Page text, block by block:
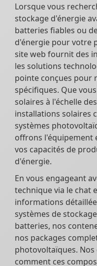
Lorsque vous
stockage d'énergie
batteries fiables ou
d'énergie pour votre
site web fournit des
les solutions
pointe conçues pour
spécifiques. Que
solaires à l'échelle
installations solaires
systèmes
offrons l'équipement
vos capacités de
d'énergie.
En vous engageant
technique via le chat
informations
systèmes de
batteries, nos
nos packages
photovoltaïques.
comment ces